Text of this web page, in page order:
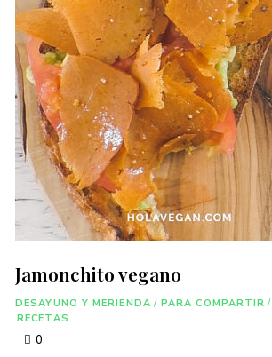
Jamonchito vegano
DESAYUNO Y MERIENDA / PARA COMPARTIR /
RECETAS
0